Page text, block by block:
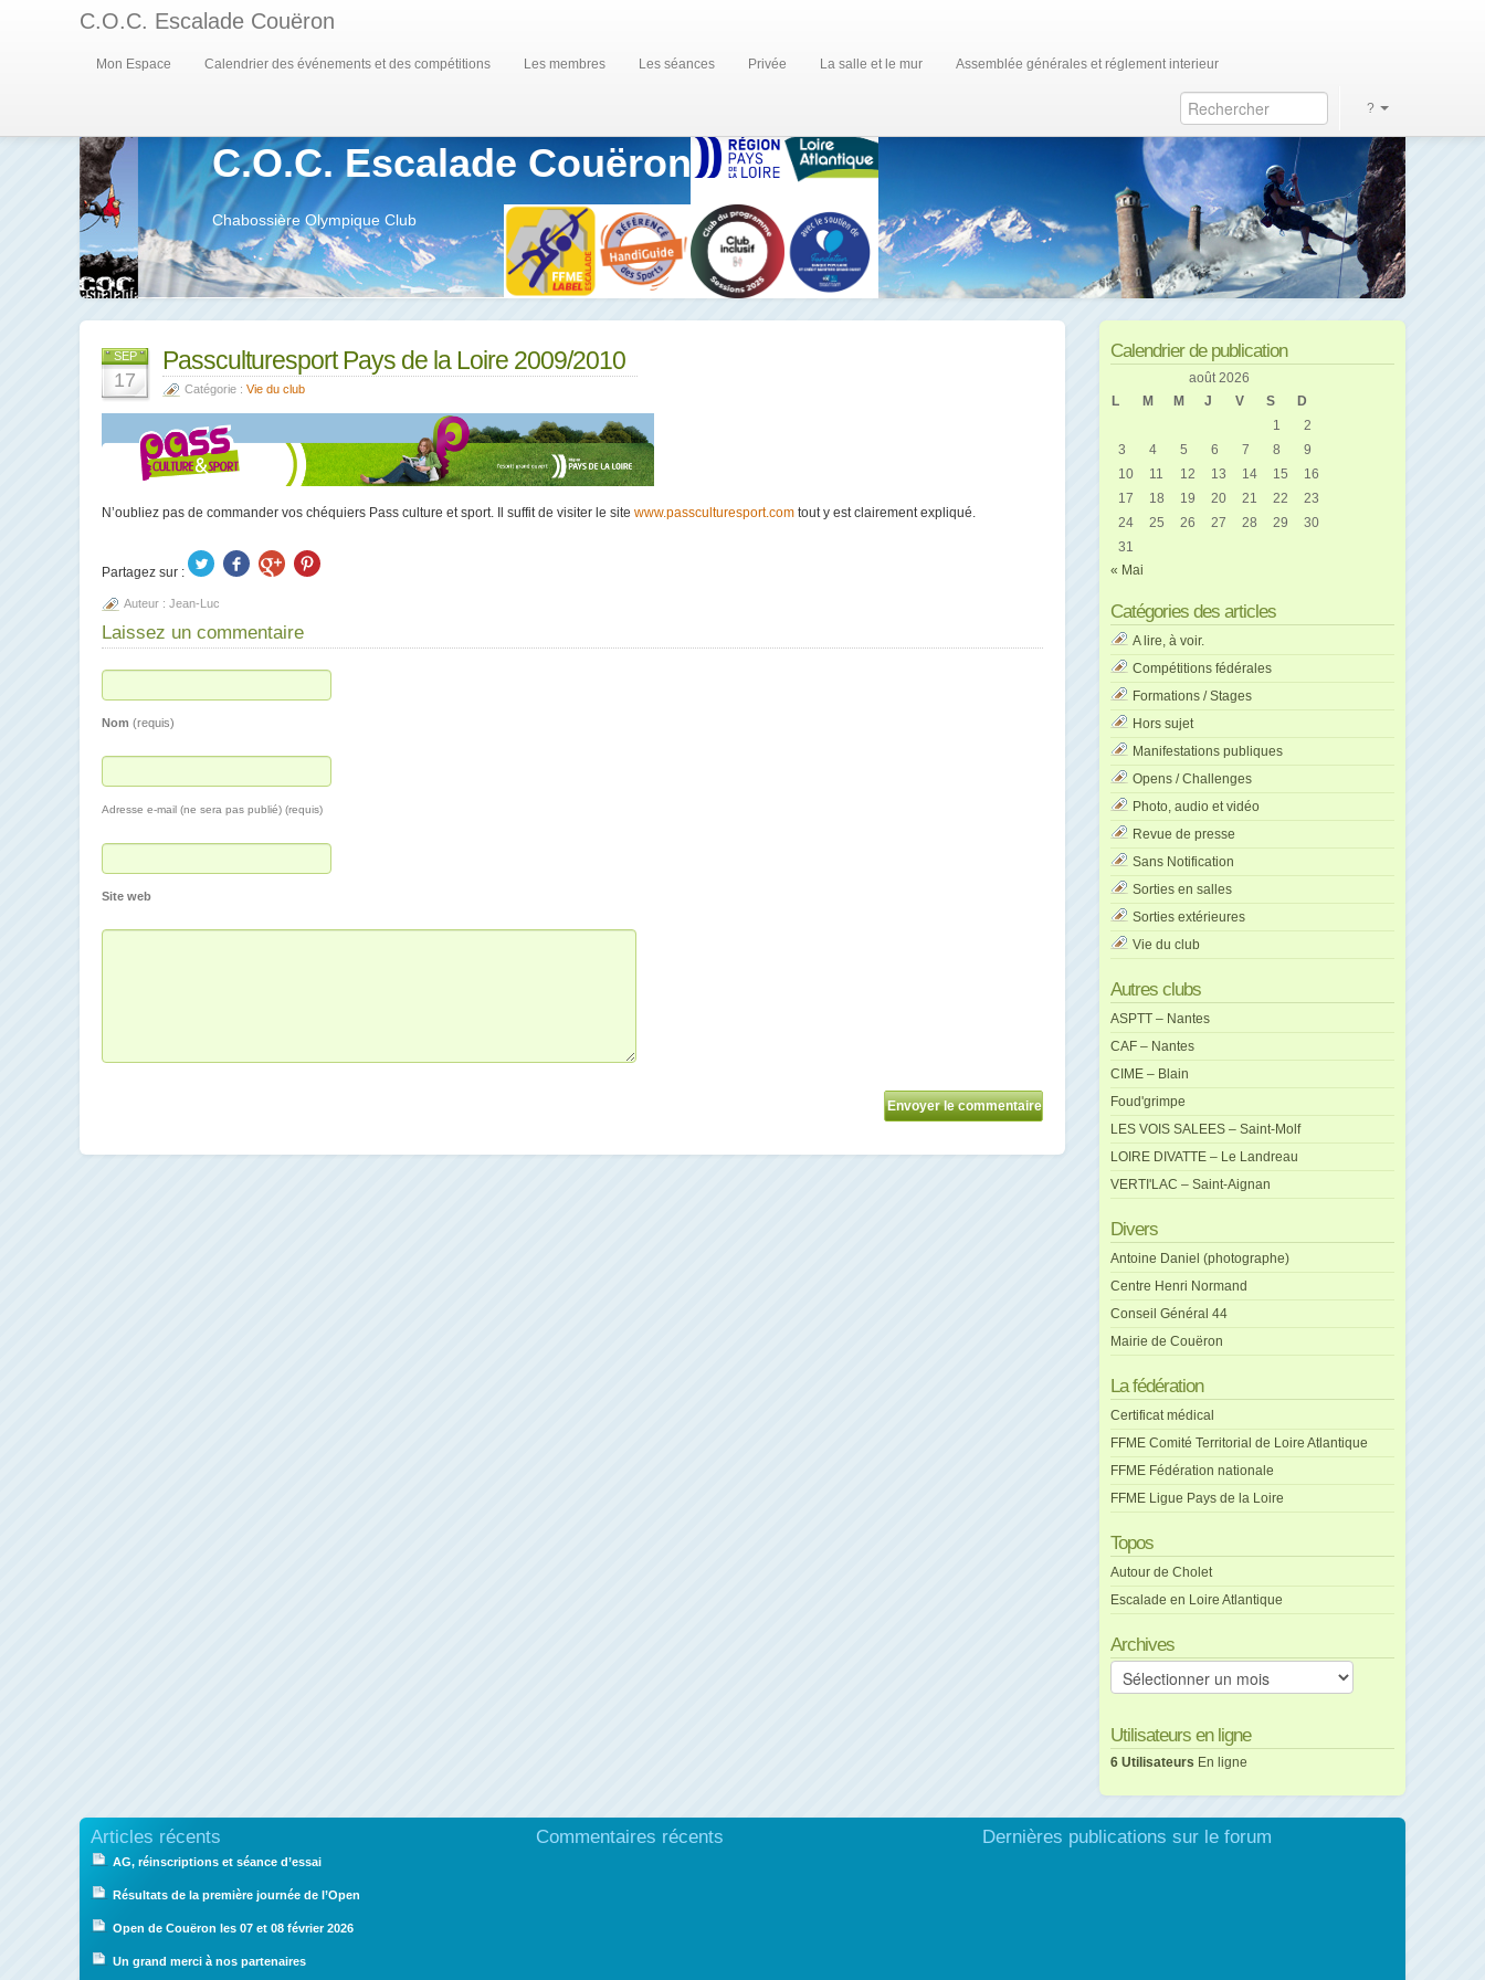
C.O.C. Escalade Couëron
Mon Espace Calendrier des événements et des compétitions Les membres Les séances Privée La salle et le mur Assemblée générales et réglement interieur
?
C.O.C. Escalade Couëron
Chabossière Olympique Club
SEP
17
Passculturesport Pays de la Loire 2009/2010
Catégorie : Vie du club
N’oubliez pas de commander vos chéquiers Pass culture et sport. Il suffit de visiter le site www.passculturesport.com tout y est clairement expliqué.
Partagez sur :
Auteur : Jean-Luc
Laissez un commentaire
Nom (requis)
Adresse e-mail (ne sera pas publié) (requis)
Site web
Calendrier de publication
août 2026
L
M M J V S
D
1
2
3
4 5 6 7 8
9
10
11 12 13 14 15
16
17
18 19 20 21 22
23
24
25 26 27 28 29
30
31
« Mai
Catégories des articles
A lire, à voir.
Compétitions fédérales
Formations / Stages
Hors sujet
Manifestations publiques
Opens / Challenges
Photo, audio et vidéo
Revue de presse
Sans Notification
Sorties en salles
Sorties extérieures
Vie du club
Autres clubs
ASPTT – Nantes
CAF – Nantes
CIME – Blain
Foud'grimpe
LES VOIS SALEES – Saint-Molf
LOIRE DIVATTE – Le Landreau
VERTI'LAC – Saint-Aignan
Divers
Antoine Daniel (photographe)
Centre Henri Normand
Conseil Général 44
Mairie de Couëron
La fédération
Certificat médical
FFME Comité Territorial de Loire Atlantique
FFME Fédération nationale
FFME Ligue Pays de la Loire
Topos
Autour de Cholet
Escalade en Loire Atlantique
Archives
Archives
Utilisateurs en ligne
6 Utilisateurs En ligne
Articles récents
AG, réinscriptions et séance d’essai
Résultats de la première journée de l’Open
Open de Couëron les 07 et 08 février 2026
Un grand merci à nos partenaires
Commentaires récents Dernières publications sur le forum